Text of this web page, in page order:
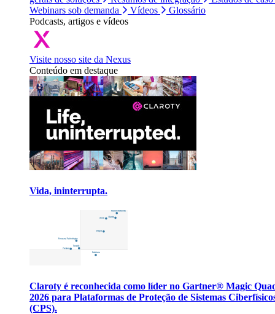
Webinars sob demanda
Vídeos
Glossário
Podcasts, artigos e vídeos
Visite nosso site da Nexus
Conteúdo em destaque
Vida, ininterrupta.
Claroty é reconhecida como líder no Gartner® Magic
2026 para Plataformas de Proteção de Sistemas
(CPS).